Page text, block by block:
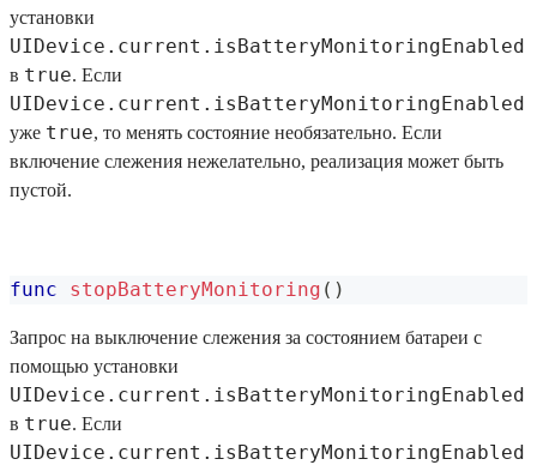
установки
UIDevice.current.isBatteryMonitoringEnabled
в true. Если
UIDevice.current.isBatteryMonitoringEnabled
уже true, то менять состояние необязательно. Если
включение слежения нежелательно, реализация может быть
пустой.
func stopBatteryMonitoring ( )
Запрос на выключение слежения за состоянием батареи с
помощью установки
UIDevice.current.isBatteryMonitoringEnabled
в true. Если
UIDevice.current.isBatteryMonitoringEnabled